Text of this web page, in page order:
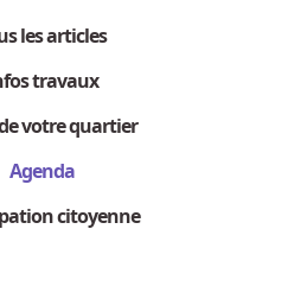
les articles
travaux
de votre quartier
Agenda
citoyenne